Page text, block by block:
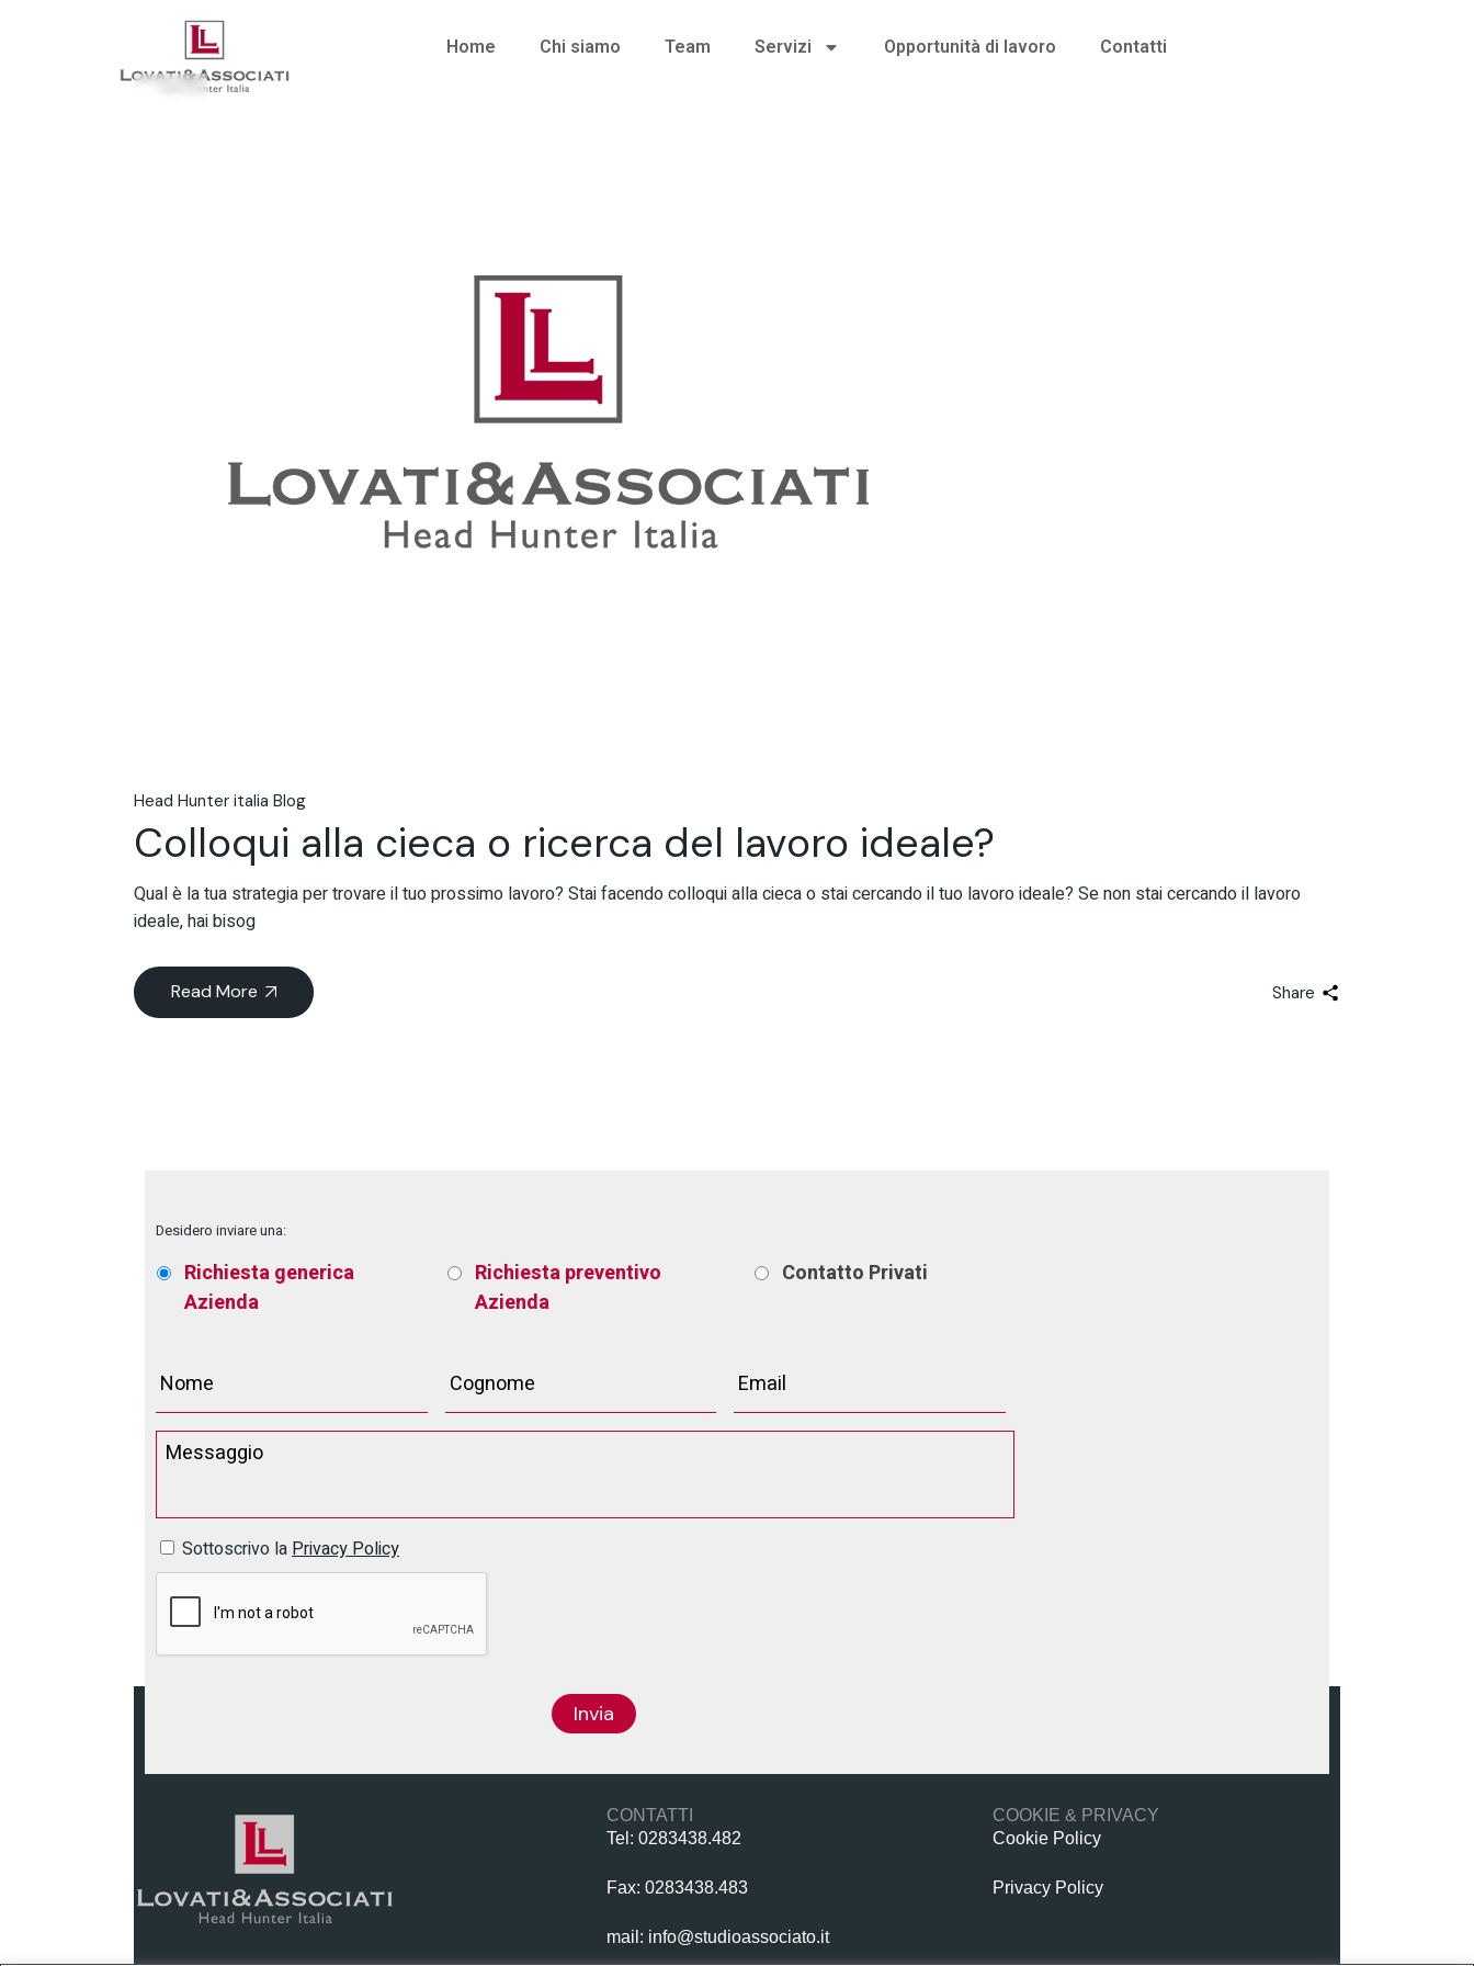
Home Chi siamo Team Servizi Opportunità di lavoro Contatti
Head Hunter italia Blog
Colloqui alla cieca o ricerca del lavoro ideale?
Qual è la tua strategia per trovare il tuo prossimo lavoro? Stai facendo colloqui alla cieca o stai cercando il tuo lavoro ideale? Se non stai cercando il lavoro
ideale, hai bisog
Read More Share
Desidero inviare una:
Richiesta generica
Azienda
Richiesta preventivo
Azienda
Contatto Privati
Sottoscrivo laPrivacy Policy
Invia
CONTATTI
Tel: 0283438.482
Fax: 0283438.483
mail: info@studioassociato.it
COOKIE & PRIVACY
Cookie Policy
Privacy Policy